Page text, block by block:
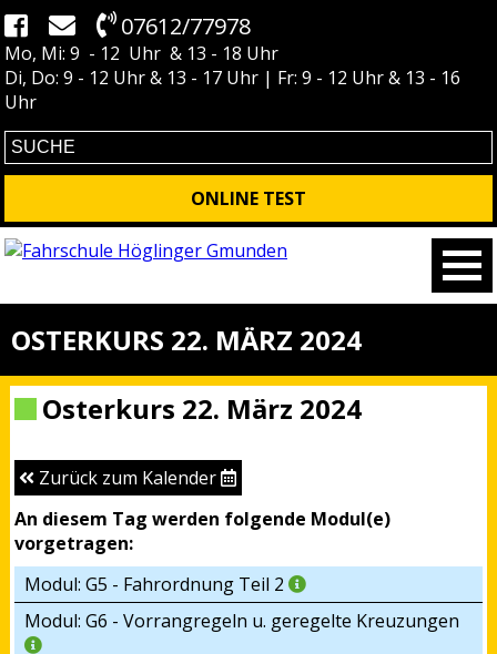
07612/77978
Mo, Mi: 9 - 12 Uhr & 13 - 18 Uhr
Di, Do: 9 - 12 Uhr & 13 - 17 Uhr | Fr: 9 - 12 Uhr & 13 - 16
Uhr
ONLINE TEST
OSTERKURS 22. MÄRZ 2024
Osterkurs 22. März 2024
Zurück zum Kalender
An diesem Tag werden folgende Modul(e)
vorgetragen:
Modul: G5 - Fahrordnung Teil 2
Modul: G6 - Vorrangregeln u. geregelte Kreuzungen